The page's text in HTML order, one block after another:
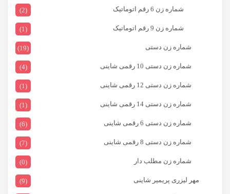
شماره زن 6 رقم اتوماتیک (2)
شماره زن 9 رقم اتوماتیک (1)
شماره زن دستی (19)
شماره زن دستی 10 رقمی شاینی (4)
شماره زن دستی 12 رقمی شاینی (1)
شماره زن دستی 14 رقمی شاینی (1)
شماره زن دستی 6 رقمی شاینی (6)
شماره زن دستی 8 رقمی شاینی (7)
شماره زن مطلب دار (0)
مهر لیزری پریمیر شاینی (9)